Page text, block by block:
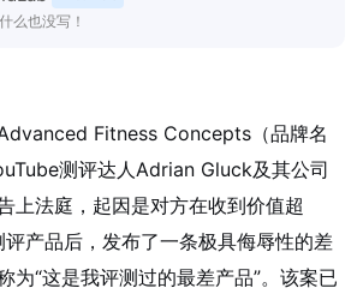
么也没写！
Fitness Concepts（品牌名
测评达人Adrian Gluck及其公司
上法庭，起因是对方在收到价值超
产品后，发布了一条极具侮辱性的差
为“这是我评测过的最差产品”。该案已